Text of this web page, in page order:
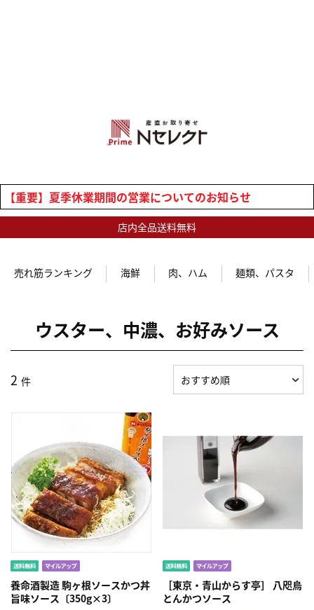
【重要】夏季休業期間の営業についてのお知らせ
店内全品送料無料
売れ筋ランキング 海鮮 肉、ハム 麺類、パスタ
ウスター、中濃、お好みソース
2 件
養命酒製造 駒ヶ根ソースかつ丼
旨味ソース〔350g×3〕
［東京・青山からす亭］ 八咫烏
とんかつソース